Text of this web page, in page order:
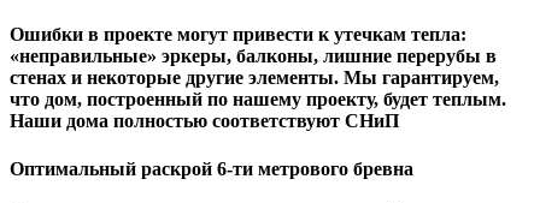
Ошибки в проекте могут привести к утечкам тепла:
«неправильные» эркеры, балконы, лишние перерубы в
стенах и некоторые другие элементы. Мы гарантируем,
чтo дом, построенный по нашему проекту, будет теплым.
Наши дома полностью соответствуют СНиП
Оптимальный раскрой 6-ти метрового бревна